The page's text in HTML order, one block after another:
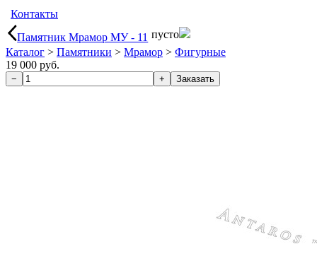
Контакты
Памятник Мрамор МУ - 11 пусто
Каталог > Памятники > Мрамор > Фигурные
19 000 руб.